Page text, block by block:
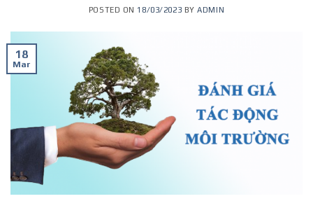
POSTED ON 18/03/2023 BYADMIN
18
Mar